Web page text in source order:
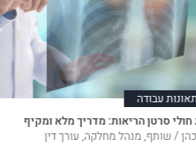
עבודה
חולי סרטן הריאות: מדריך מלא ומקיף
/ שותף, מנהל מחלקה, עורך דין